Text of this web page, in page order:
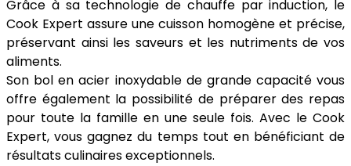
Grâce à sa technologie de chauffe par induction, le
Cook Expert assure une cuisson homogène et précise,
préservant ainsi les saveurs et les nutriments de vos
aliments.
Son bol en acier inoxydable de grande capacité vous
offre également la possibilité de préparer des repas
pour toute la famille en une seule fois. Avec le Cook
Expert, vous gagnez du temps tout en bénéficiant de
résultats culinaires exceptionnels.